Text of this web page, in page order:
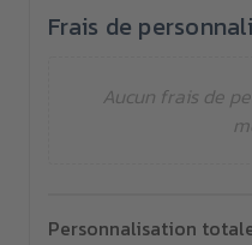
Frais de
Aucun frais de
Personnalisation